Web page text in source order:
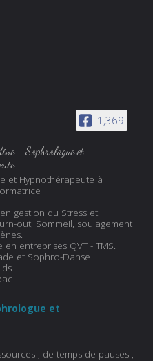
1,369
- Sophrologue et
et Hypnothérapeute à
gestion du Stress et
out, Sommeil, soulagement
en entreprises QVT - TMS.
et Sophro-Danse
et
, de temps de pauses ,